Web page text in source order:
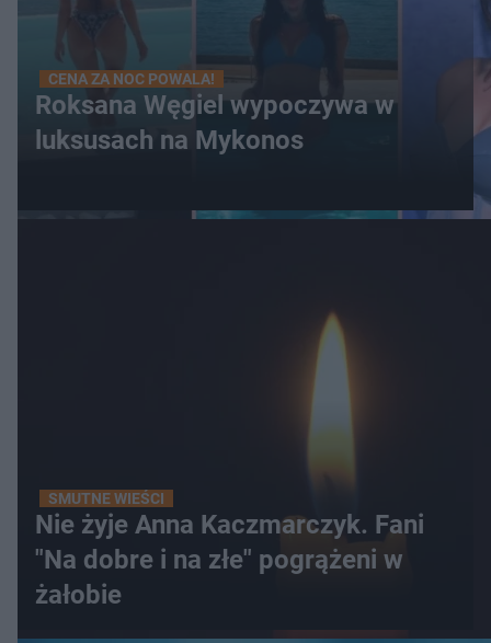
CENA ZA NOC POWALA!
Roksana Węgiel wypoczywa w
luksusach na Mykonos
SMUTNE WIEŚCI
Nie żyje Anna Kaczmarczyk. Fani
"Na dobre i na złe" pogrążeni w
żałobie